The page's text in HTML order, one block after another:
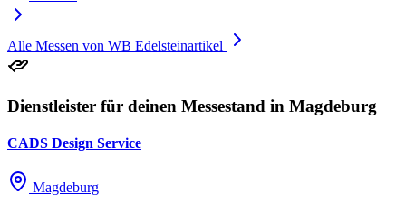
Alle Messen von WB Edelsteinartikel
Dienstleister für deinen Messestand in Magdeburg
CADS Design Service
Magdeburg